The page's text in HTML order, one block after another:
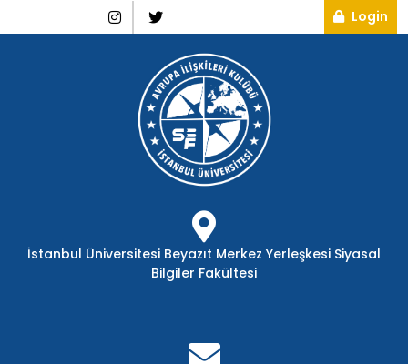
to
Instagram Login
İstanbul Üniversitesi Beyazıt Merkez Yerleşkesi Siyasal
Bilgiler Fakültesi